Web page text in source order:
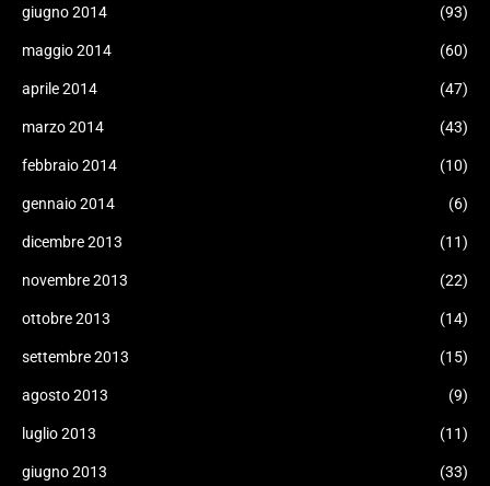
giugno 2014 (93)
maggio 2014 (60)
aprile 2014 (47)
marzo 2014 (43)
febbraio 2014 (10)
gennaio 2014 (6)
dicembre 2013 (11)
novembre 2013 (22)
ottobre 2013 (14)
settembre 2013 (15)
agosto 2013 (9)
luglio 2013 (11)
giugno 2013 (33)